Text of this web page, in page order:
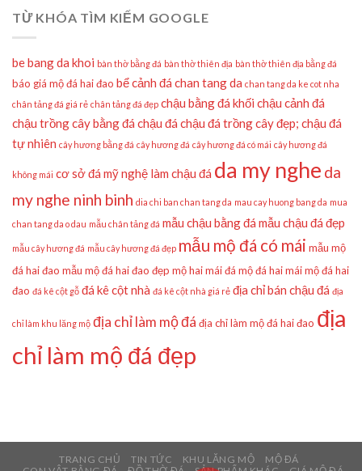
TỪ KHÓA TÌM KIẾM GOOGLE
be bang da khoi bàn thờ bằng đá bàn thờ thiên địa bàn thờ thiên địa bằng đá
báo giá mộ đá hai đao bể cảnh đá chan tang da chan tang da ke cot nha
chân tảng đá giá rẻ chân tảng đá đẹp chậu bằng đá khối chậu cảnh đá
chậu trồng cây bằng đá chậu đá chậu đá trồng cây đẹp; chậu đá
tự nhiên cây hương bằng đá cây hương đá cây hương đá có mái cây hương đá
không mái cơ sở đá mỹ nghệ làm chậu đá da my nghe da
my nghe ninh binh dia chi ban chan tang da mau cay huong bang da mua
chan tang da o dau mẫu chân tảng đá mẫu chậu bằng đá mẫu chậu đá đẹp
mẫu cây hương đá mẫu cây hương đá đẹp mẫu mộ đá có mái mẫu mộ
đá hai đao mẫu mộ đá hai đao đẹp mộ hai mái đá mộ đá hai máimộ đá hai
đao đá kê cột gỗ đá kê cột nhà đá kê cột nhà giá rẻ địa chỉ bán chậu đá địa
chỉ làm khu lăng mộ địa chỉ làm mộ đá địa chỉ làm mộ đá hai đao địa
chỉ làm mộ đá đẹp
TRANG CHỦ TIN TỨC KHU LĂNG MỘ
MỘ ĐÁ